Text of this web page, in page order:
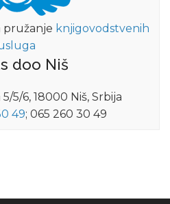
pružanje knjigovodstvenih
doo Niš
5/6, 18000 Niš, Srbija
49; 065 260 30 49